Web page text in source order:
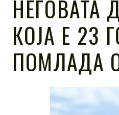
НЕГОВАТА
КОЈА Е 23
ПОМЛАДА